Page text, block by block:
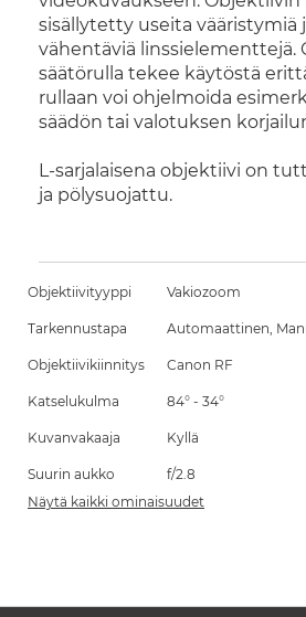
sisällytetty useita vääristymiä
vähentäviä linssielementtejä.
säätörulla tekee käytöstä
rullaan voi ohjelmoida
säädön tai valotuksen
L-sarjalaisena objektiivi on
ja pölysuojattu.
Objektiivityyppi Vakiozoom
Tarkennustapa Automaattinen,
Objektiivikiinnitys Canon RF
Katselukulma 84° - 34°
Kuvanvakaaja Kyllä
Suurin aukko
f/2.8
Näytä kaikki ominaisuudet